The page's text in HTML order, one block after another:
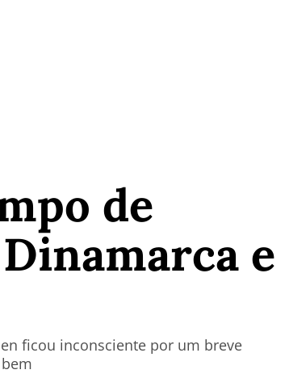
de
e
ficou inconsciente por um breve